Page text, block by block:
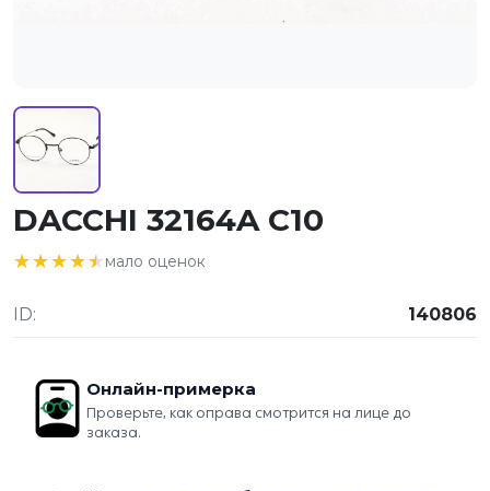
DACCHI 32164A C10
★★★★★
★★★★★мало оценок
ID: 140806
Онлайн-примерка
Проверьте, как оправа смотрится на лице до
заказа.